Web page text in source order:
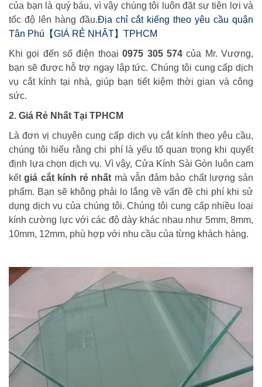
của bạn là quý báu, vì vậy chúng tôi luôn đặt sự tiện lợi và
tốc độ lên hàng đầu.Địa chỉ cắt kiếng theo yêu cầu quận
Tân Phú【GIÁ RẺ NHẤT】TPHCM
Khi gọi đến số điện thoại0975 305 574của Mr. Vượng,
bạn sẽ được hỗ trợ ngay lập tức. Chúng tôi cung cấp dịch
vụ cắt kính tại nhà, giúp bạn tiết kiệm thời gian và công
sức.
2. Giá Rẻ Nhất Tại TPHCM
Là đơn vị chuyên cung cấp dịch vụ cắt kính theo yêu cầu,
chúng tôi hiểu rằng chi phí là yếu tố quan trọng khi quyết
định lựa chọn dịch vụ. Vì vậy, Cửa Kính Sài Gòn luôn cam
kếtgiá cắt kính rẻ nhất mà vẫn đảm bảo chất lượng sản
phẩm. Bạn sẽ không phải lo lắng về vấn đề chi phí khi sử
dụng dịch vụ của chúng tôi. Chúng tôi cung cấp nhiều loại
kính cường lực với các độ dày khác nhau như 5mm, 8mm,
10mm, 12mm, phù hợp với nhu cầu của từng khách hàng.